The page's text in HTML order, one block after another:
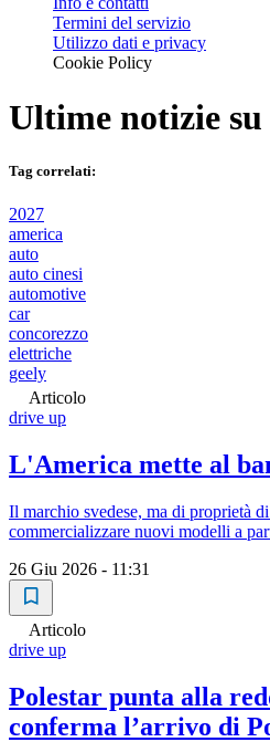
Termini del servizio
Utilizzo dati e privacy
Cookie Policy
Ultime notizie su
Tag correlati:
2027
america
auto
auto cinesi
automotive
car
concorezzo
elettriche
geely
Articolo
drive up
L'America mette al
Il marchio svedese, ma di proprietà
commercializzare nuovi modelli a
26 Giu 2026 - 11:31
Articolo
drive up
Polestar punta alla
conferma l’arrivo di